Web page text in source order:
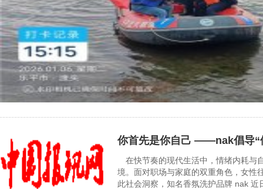
你首先是你自己 ——nak倡导“
在快节奏的现代生活中，情绪内耗与
境。面对职场与家庭的双重角色，女性
此社会洞察，知名香氛洗护品牌 nak